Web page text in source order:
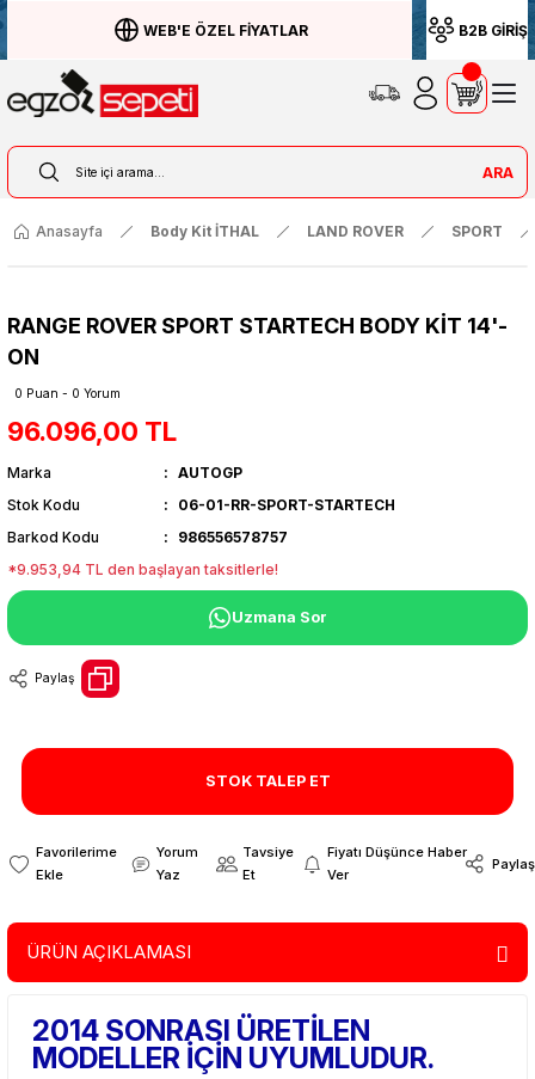
WEB'E ÖZEL FİYATLAR B2B GİRİŞ
ARA
Anasayfa Body Kit İTHAL LAND ROVER SPORT
RANGE ROVER SPORT STARTECH BODY KİT 14'-
ON
0 Puan - 0 Yorum
96.096,00 TL
Marka
AUTOGP
Stok Kodu
06-01-RR-SPORT-STARTECH
Barkod Kodu
986556578757
*9.953,94 TL den başlayan taksitlerle!
Uzmana Sor
Paylaş
STOK TALEP ET
Yorum
Yaz
Tavsiye
Et
Fiyatı Düşünce Haber
Ver
Paylaş
ÜRÜN AÇIKLAMASI
2014 SONRASI ÜRETİLEN
MODELLER İÇİN UYUMLUDUR.